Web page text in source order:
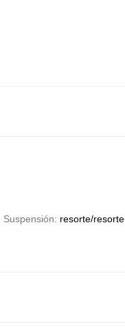
Suspensión resorte/resorte